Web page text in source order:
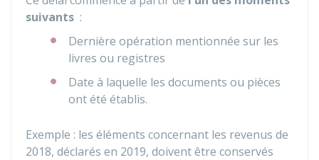
suivants :
Dernière opération mentionnée sur les
livres ou registres
Date à laquelle les documents ou pièces
ont été établis.
Exemple : les éléments concernant les revenus de
2018, déclarés en 2019, doivent être conservés